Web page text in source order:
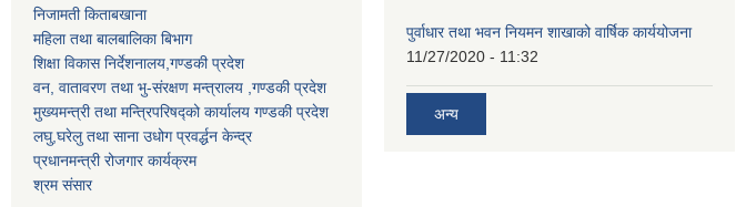
निजामती किताबखाना
महिला तथा बालबालिका बिभाग
शिक्षा विकास निर्देशनालय,गण्डकी प्रदेश
वन, वातावरण तथा भु-संरक्षण मन्त्रालय ,गण्डकी प्रदेश
मुख्यमन्त्री तथा मन्त्रिपरिषद्को कार्यालय गण्डकी प्रदेश
लघु,घरेलु तथा साना उधोग प्रवर्द्धन केन्द्र
प्रधानमन्त्री रोजगार कार्यक्रम
श्रम संसार
पुर्वाधार तथा भवन नियमन शाखाको वार्षिक कार्ययोजना
11/27/2020 - 11:32
अन्य